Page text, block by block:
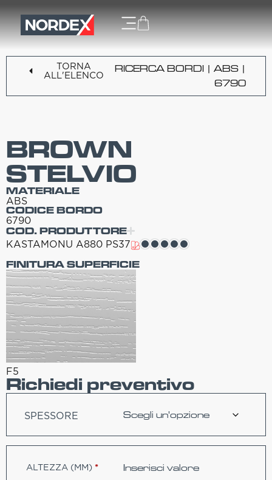
TORNA
ALL'ELENCO
RICERCA BORDI | ABS |
6790
BROWN
STELVIO
MATERIALE
ABS
CODICE BORDO
6790
COD. PRODUTTORE
KASTAMONU A880 PS37
FINITURA SUPERFICIE
F5
Richiedi preventivo
SPESSORE
ALTEZZA (MM) *